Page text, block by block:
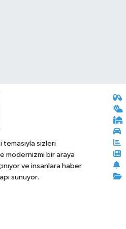
sizleri
modernizmi bir araya
ve insanlara haber
sunuyor.